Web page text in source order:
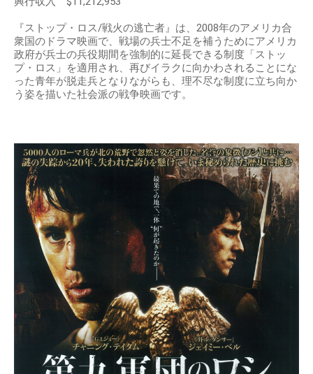
『ストップ・ロス/戦火の逃亡者』は、2008年のアメリカ合
衆国のドラマ映画で、戦場の兵士不足を補うためにアメリカ
政府が兵士の兵役期間を強制的に延長できる制度「ストッ
プ・ロス」を適用され、再びイラクに向かわされることにな
った青年が脱走兵となりながらも、理不尽な制度に立ち向か
う姿を描いた社会派の戦争映画です。